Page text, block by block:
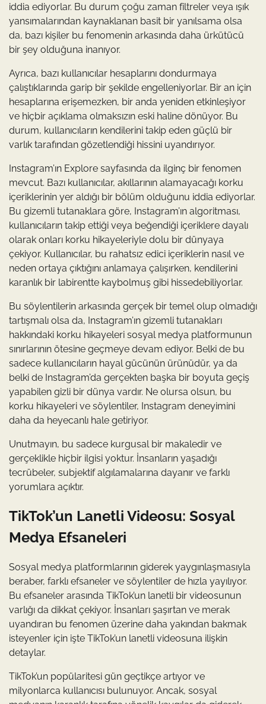
iddia ediyorlar. Bu durum çoğu zaman filtreler veya ışık
yansımalarından kaynaklanan basit bir yanılsama olsa
da, bazı kişiler bu fenomenin arkasında daha ürkütücü
bir şey olduğuna inanıyor.
Ayrıca, bazı kullanıcılar hesaplarını dondurmaya
çalıştıklarında garip bir şekilde engelleniyorlar. Bir an için
hesaplarına erişemezken, bir anda yeniden etkinleşiyor
ve hiçbir açıklama olmaksızın eski haline dönüyor. Bu
durum, kullanıcıların kendilerini takip eden güçlü bir
varlık tarafından gözetlendiği hissini uyandırıyor.
Instagram’ın Explore sayfasında da ilginç bir fenomen
mevcut. Bazı kullanıcılar, akıllarının alamayacağı korku
içeriklerinin yer aldığı bir bölüm olduğunu iddia ediyorlar.
Bu gizemli tutanaklara göre, Instagram’ın algoritması,
kullanıcıların takip ettiği veya beğendiği içeriklere dayalı
olarak onları korku hikayeleriyle dolu bir dünyaya
çekiyor. Kullanıcılar, bu rahatsız edici içeriklerin nasıl ve
neden ortaya çıktığını anlamaya çalışırken, kendilerini
karanlık bir labirentte kaybolmuş gibi hissedebiliyorlar.
Bu söylentilerin arkasında gerçek bir temel olup olmadığı
tartışmalı olsa da, Instagram’ın gizemli tutanakları
hakkındaki korku hikayeleri sosyal medya platformunun
sınırlarının ötesine geçmeye devam ediyor. Belki de bu
sadece kullanıcıların hayal gücünün ürünüdür, ya da
belki de Instagram’da gerçekten başka bir boyuta geçiş
yapabilen gizli bir dünya vardır. Ne olursa olsun, bu
korku hikayeleri ve söylentiler, Instagram deneyimini
daha da heyecanlı hale getiriyor.
Unutmayın, bu sadece kurgusal bir makaledir ve
gerçeklikle hiçbir ilgisi yoktur. İnsanların yaşadığı
tecrübeler, subjektif algılamalarına dayanır ve farklı
yorumlara açıktır.
TikTok’un Lanetli Videosu: Sosyal
Medya Efsaneleri
Sosyal medya platformlarının giderek yaygınlaşmasıyla
beraber, farklı efsaneler ve söylentiler de hızla yayılıyor.
Bu efsaneler arasında TikTok’un lanetli bir videosunun
varlığı da dikkat çekiyor. İnsanları şaşırtan ve merak
uyandıran bu fenomen üzerine daha yakından bakmak
isteyenler için işte TikTok’un lanetli videosuna ilişkin
detaylar.
TikTok’un popülaritesi gün geçtikçe artıyor ve
milyonlarca kullanıcısı bulunuyor. Ancak, sosyal